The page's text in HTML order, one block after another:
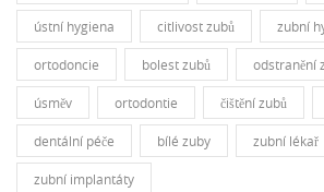
ústní hygiena citlivost zubů zubní
ortodoncie bolest zubů odstranění
úsměv ortodontie čištění zubů
dentální péče bílé zuby zubní lékař
zubní implantáty